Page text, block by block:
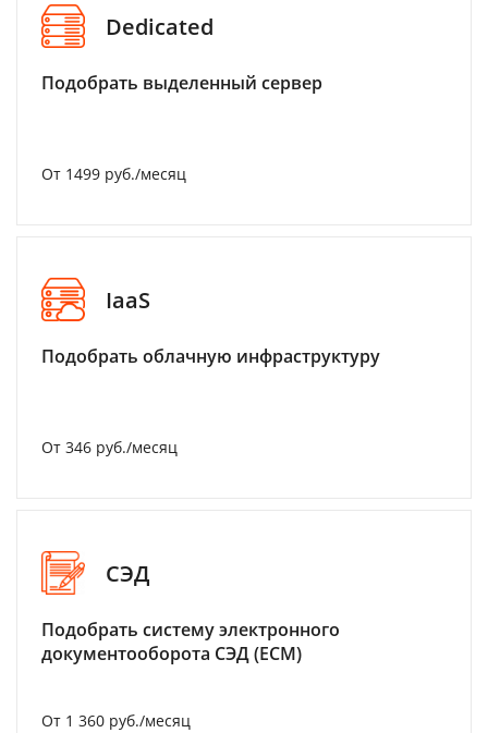
Dedicated
Подобрать выделенный сервер
От 1499 руб./месяц
IaaS
Подобрать облачную инфраструктуру
От 346 руб./месяц
СЭД
Подобрать систему электронного
документооборота СЭД (ECM)
От 1 360 руб./месяц